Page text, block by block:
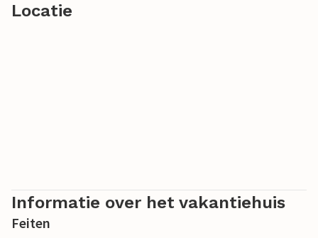
Locatie
Informatie over het vakantiehuis
Feiten